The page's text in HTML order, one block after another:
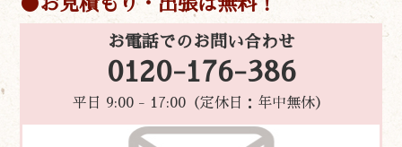
お電話でのお問い合わせ
0120-176-386
平日 9:00 - 17:00（定休日：年中無休）